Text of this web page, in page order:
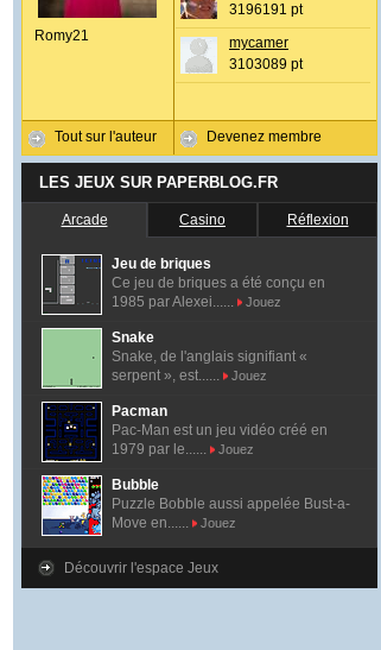
Romy21
Tout sur l'auteur
3196191 pt
mycamer
3103089 pt
Devenez membre
LES JEUX SUR PAPERBLOG.FR
Arcade Casino Réflexion
Jeu de briques
Ce jeu de briques a été conçu en
1985 par Alexei......
Jouez
Snake
Snake, de l'anglais signifiant «
serpent », est......
Jouez
Pacman
Pac-Man est un jeu vidéo créé en
1979 par le......
Jouez
Bubble
Puzzle Bobble aussi appelée Bust-a-
Move en......
Jouez
Découvrir l'espace Jeux